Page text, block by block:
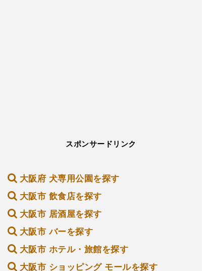
スポンサードリンク
大阪府 犬専用公園を探す
大阪市 飲食店を探す
大阪市 居酒屋を探す
大阪市 バーを探す
大阪市 ホテル・旅館を探す
大阪市 ショッピング モールを探す